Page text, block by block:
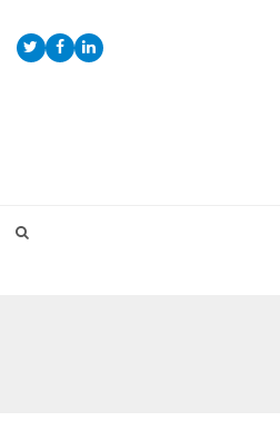
TwitterFacebookLinkedIn